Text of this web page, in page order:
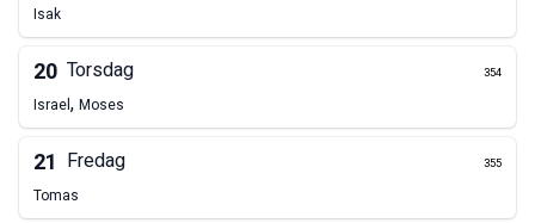
Isak
20 Torsdag 354
Israel, Moses
21 Fredag 355
Tomas